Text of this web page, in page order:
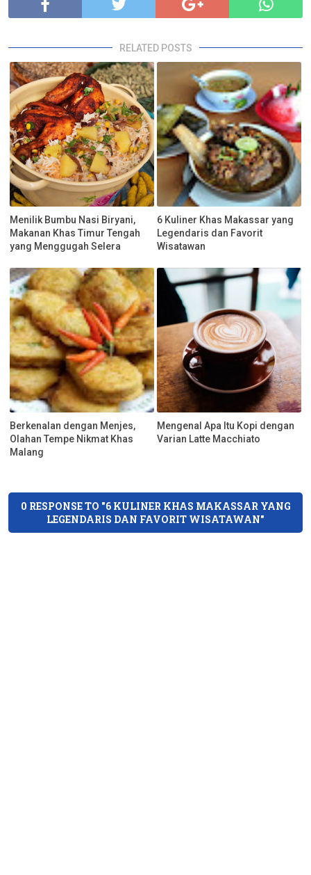
RELATED POSTS
Menilik Bumbu Nasi Biryani,
Makanan Khas Timur Tengah
yang Menggugah Selera
6 Kuliner Khas Makassar yang
Legendaris dan Favorit
Wisatawan
Berkenalan dengan Menjes,
Olahan Tempe Nikmat Khas
Malang
Mengenal Apa Itu Kopi dengan
Varian Latte Macchiato
0 RESPONSE TO "6 KULINER KHAS MAKASSAR YANG
LEGENDARIS DAN FAVORIT WISATAWAN"